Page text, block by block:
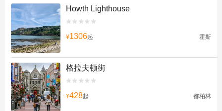
Howth Lighthouse


¥1306起 霍斯
格拉夫顿街


¥428起 都柏林